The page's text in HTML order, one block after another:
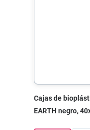
Cajas de
EARTH negro,